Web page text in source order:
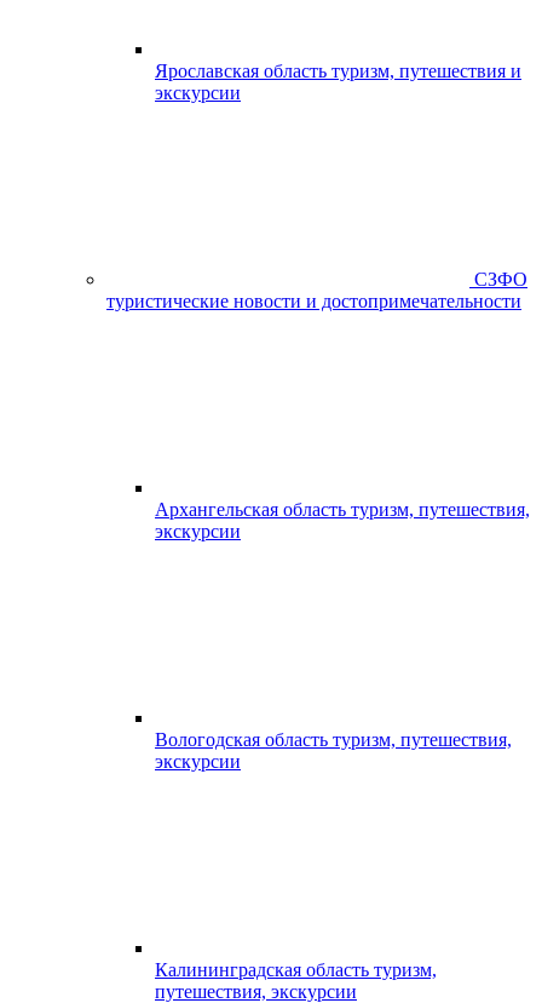
Ярославская область туризм, путешествия и
экскурсии
СЗФО
туристические новости и достопримечательности
Архангельская область туризм, путешествия,
экскурсии
Вологодская область туризм, путешествия,
экскурсии
Калининградская область туризм,
путешествия, экскурсии